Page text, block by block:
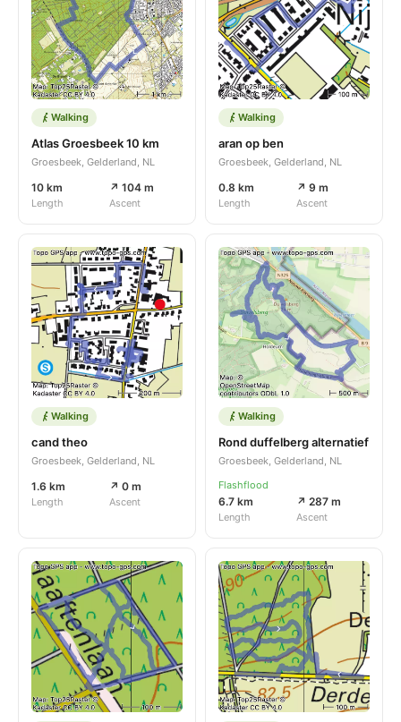
Walking
Atlas Groesbeek 10 km
Groesbeek, Gelderland, NL
10 km
Length
↗ 104 m
Ascent
Walking
aran op ben
Groesbeek, Gelderland, NL
0.8 km
Length
↗ 9 m
Ascent
Walking
cand theo
Groesbeek, Gelderland, NL
1.6 km
Length
↗ 0 m
Ascent
Walking
Rond duffelberg alternatief
Groesbeek, Gelderland, NL
Flashflood
6.7 km
Length
↗ 287 m
Ascent